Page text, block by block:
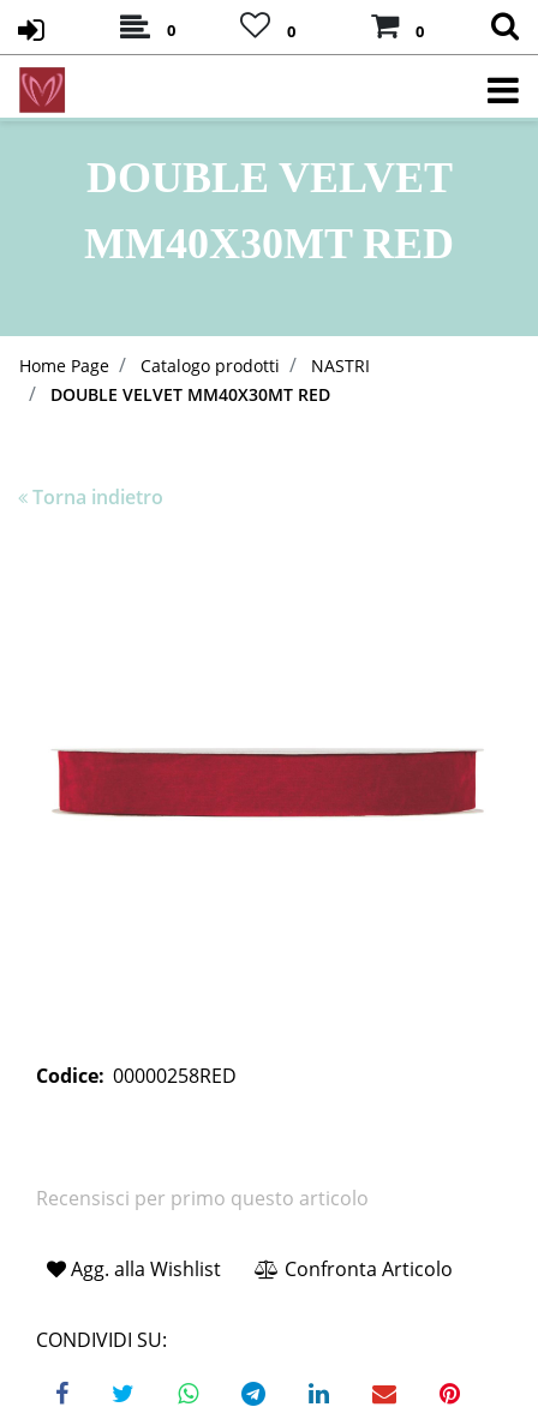
0 0 0
DOUBLE VELVET
MM40X30MT RED
Home Page Catalogo prodotti
NASTRI
DOUBLE VELVET MM40X30MT RED
Torna indietro
Codice: 00000258RED
Recensisci per primo questo articolo
Agg. alla Wishlist Confronta Articolo
CONDIVIDI SU: